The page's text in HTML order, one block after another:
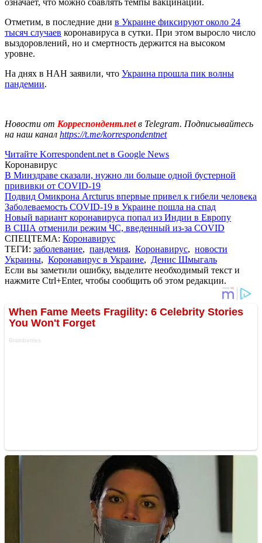
Отметим, в последние дни в Украине фиксируют около 24
тысяч случаев коронавируса в сутки. При этом выросло число
выздоровлений, но и смертность держится на высоком
уровне.
На днях в НАН заявили, что Украина прошла пик волны
пандемии.
Новости от Корреспондент.netв Telegram. Подписывайтесь
на наш канал https://t.me/korrespondentnet
Читайте Korrespondent.net в Google News
Коронавирус
В Минздраве сказали, нужно ли больше одной бустерной
прививки от COVID-19
Подвид Омикрона Arcturus впервые привел к гибели человека
Заболеваемость COVID-19 в Украине пошла на спад
Новый вариант коронавируса попал из Индии в Европу
В США отменили режим ЧС, введенный из-за COVID
СПЕЦТЕМА: Коронавирус
ТЕГИ: заболевание, пандемия, Коронавирус, новости
Украины, Коронавирус в Украине, Денис Шмыгаль
Если вы заметили ошибку, выделите необходимый текст и
нажмите Ctrl+Enter, чтобы сообщить об этом редакции.